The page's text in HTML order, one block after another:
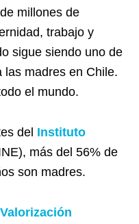
millones de
trabajo y
sigue siendo uno de
las madres en Chile.
el mundo.
del Instituto
más del 56% de
son madres.